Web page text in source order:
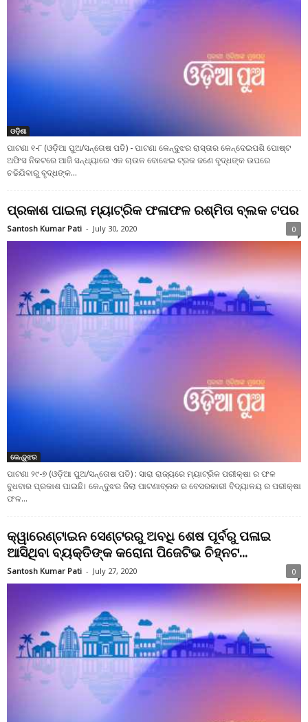
ଓଡ଼ିଶା
ପାଟଣା ୧-୮ (ଓଡ଼ିଆ ପୁଅ/ସନ୍ତୋଷ ପତି) - ପାଟଣା କେନ୍ଦୁଝର ରାସ୍ତାର କେନ୍ଦେଇପଶି ପୋଷ୍ଟ
ଅଫିସ ନିକଟରେ ଆଜି ସନ୍ଧ୍ୟାରେ ଏକ ଚାଉଳ ବୋଝେଇ ଟ୍ରକ ଜଣେ ବୃଦ୍ଧଙ୍କ ଉପରେ
ଚଢିଯିବାରୁ ବୃଦ୍ଧଙ୍କ...
ପ୍ରକାଶ ପାଇଲା ମ୍ୟାଟ୍ରିକ ଫଳାଫଳ ରଶ୍ମିତା ବ୍ଲକ ଟପର
Santosh Kumar Pati - July 30, 2020 0
କେନ୍ଦୁଝର
ପାଟଣା ୨୯-୭ (ଓଡ଼ିଆ ପୁଅ/ସନ୍ତୋଷ ପତି) : ସାରା ରାଜ୍ୟରେ ମ୍ୟାଟ୍ରିକ ପରୀକ୍ଷା ର ଫଳ
ବୁଧବାର ପ୍ରକାଶ ପାଇଛି। କେନ୍ଦୁଝର ଜିଲା ପାଟଣାବ୍ଲକ ର ବେସରକାରୀ ବିଦ୍ୟାଳୟ ର ପରୀକ୍ଷା
ଫଳ...
କ୍ୱାରେଣ୍ଟାଇନ ସେଣ୍ଟରରୁ ଅବଧି ଶେଷ ପୂର୍ବରୁ ପଳାଇ
ଆସିଥିବା ବ୍ୟକ୍ତିଙ୍କ କରୋନା ପିଜେଟିଭ ଚିହ୍ନଟ...
Santosh Kumar Pati - July 27, 2020 0